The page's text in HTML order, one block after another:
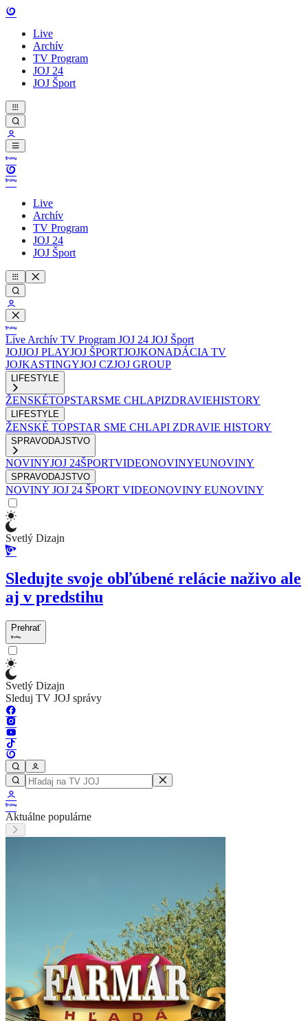
Live
Archív
TV Program
JOJ 24
JOJ Šport
Live
Archív
TV Program
JOJ 24
JOJ Šport
Live Archív TV Program JOJ 24 JOJ Šport
JOJJOJ PLAYJOJ ŠPORTJOJKONADÁCIA TV
JOJKASTINGYJOJ CZJOJ GROUP
LIFESTYLE
ŽENSKÉTOPSTARSME CHLAPIZDRAVIEHISTORY
LIFESTYLE
ŽENSKÉ TOPSTAR SME CHLAPI ZDRAVIE HISTORY
SPRAVODAJSTVO
NOVINYJOJ 24ŠPORTVIDEONOVINYEUNOVINY
SPRAVODAJSTVO
NOVINY JOJ 24 ŠPORT VIDEONOVINY EUNOVINY
Svetlý Dizajn
Sledujte svoje obľúbené relácie naživo ale
aj v predstihu
Prehrať
Svetlý Dizajn
Sleduj TV JOJ správy
Aktuálne populárne